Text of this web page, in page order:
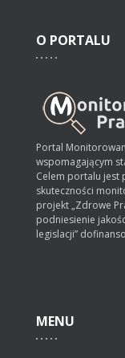
O PORTALU
Portal
wspomagającym
Celem portalu jest
skuteczności
projekt „Zdrowe
podniesienie
legislacji”
MENU